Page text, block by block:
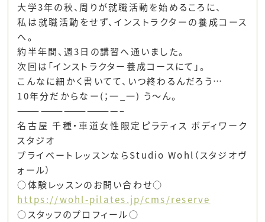
大学3年の秋、周りが就職活動を始めるころに、
私は就職活動をせず、インストラクターの養成コース
へ。
約半年間、週3日の講習へ通いました。
次回は「インストラクター養成コースにて」。
こんなに細かく書いてて、いつ終わるんだろう…
10年分だからなー(；一_一) う～ん。
—————————————–
名古屋 千種・車道女性限定ピラティス ボディワーク
スタジオ
プライベートレッスンならStudio Wohl（スタジオヴ
ォール）
○体験レッスンのお問い合わせ○
https://wohl-pilates.jp/cms/reserve
○スタッフのプロフィール○